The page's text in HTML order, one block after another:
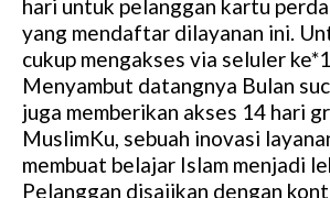
hari untuk pelanggan kartu
yang mendaftar dilayanan ini.
cukup mengakses via seluler
Menyambut datangnya Bulan
juga memberikan akses 14 hari
MuslimKu, sebuah inovasi
membuat belajar Islam menjadi
Pelanggan disajikan dengan